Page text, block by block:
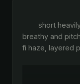
breathy and
fi haze, layered